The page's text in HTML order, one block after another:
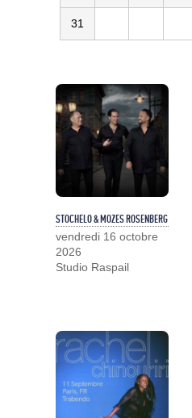
31
STOCHELO & MOZES ROSENBERG
vendredi 16 octobre
2026
Studio Raspail